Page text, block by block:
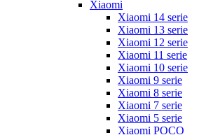
Xiaomi
Xiaomi 14 serie
Xiaomi 13 serie
Xiaomi 12 serie
Xiaomi 11 serie
Xiaomi 10 serie
Xiaomi 9 serie
Xiaomi 8 serie
Xiaomi 7 serie
Xiaomi 5 serie
Xiaomi POCO